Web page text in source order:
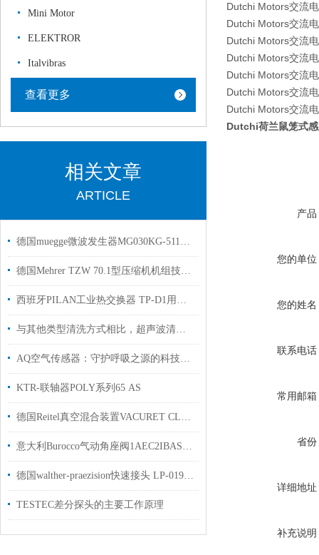
Mini Motor
ELEKTROR
Italvibras
查看更多
相关文章
ARTICLE
德国muegge微波发生器MG030KG-511KE原厂授权经销直供
德国Mehrer TZW 70.1型压缩机机组技术使用资料
西班牙PILAN工业热交换器 TP-D1用于采矿和地下作业上使用
与其他类型清洗方式相比，超声波清洗有何优势？
AQ空气传感器：守护呼吸之源的科技卫士
KTR-联轴器POLY系列65 AS
德国Reitel真空混合装置VACURET CLASSIC用于实验室
意大利Burocco气动角座阀1AEC2IBAS1D2用于钢厂中国总代理
德国walther-praezision快速接头 LP-019-0-WR533-11-1用于钢厂使用
TESTEC差分探头的主要工作原理
Dutchi Motors交流
Dutchi Motors交流
Dutchi Motors交流
Dutchi Motors交流
Dutchi Motors交流
Dutchi Motors交流
Dutchi Motors交流
Dutchi荷兰鼠笼式
产品
您的单位
您的姓名
联系电话
常用邮箱
省份
详细地址
补充说明